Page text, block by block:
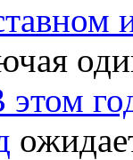
этом